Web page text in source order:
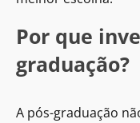
Por que
graduação?
A pós-graduação